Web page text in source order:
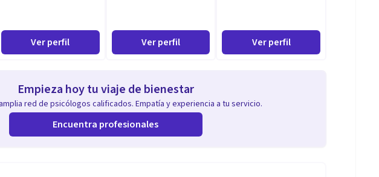
Ver perfil Ver perfil Ver perfil
Empieza hoy tu viaje de bienestar
red de psicólogos calificados. Empatía y experiencia a tu servicio.
Encuentra profesionales